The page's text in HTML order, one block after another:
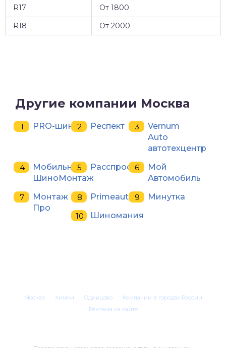
R17
От 1800
R18
От 2000
Другие компании Москва
PRO-шина Респект
Vernum
Auto
автотехцентр
Мобильный
ШиноМонтаж
Расспроф
Мой
Автомобиль
Монтаж
Про
Primeauto
Минутка
Шиномания
Москва Химки Одинцово
Компании в городах России
Реклама на сайте